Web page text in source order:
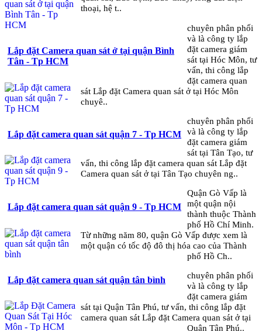
Lắp đặt Camera quan sát ở tại quận Bình
Tân - Tp HCM
Lắp đặt camera quan sát quận 7 - Tp HCM
Lắp đặt camera quan sát quận 9 - Tp HCM
Lắp đặt camera quan sát quận tân bình
thoại, hệ t..
chuyên phân phối
và là công ty lắp
đặt camera giám
sát tại Hóc Môn, tư
vấn, thi công lắp
đặt camera quan
sát Lắp đặt Camera quan sát ở tại Hóc Môn
chuyê..
chuyên phân phối
và là công ty lắp
đặt camera giám
sát tại Tân Tạo, tư
vấn, thi công lắp đặt camera quan sát Lắp đặt
Camera quan sát ở tại Tân Tạo chuyên ng..
Quận Gò Vấp là
một quận nội
thành thuộc Thành
phố Hồ Chí Minh.
Từ những năm 80, quận Gò Vấp được xem là
một quận có tốc độ đô thị hóa cao của Thành
phố Hồ Ch..
chuyên phân phối
và là công ty lắp
đặt camera giám
sát tại Quận Tân Phú, tư vấn, thi công lắp đặt
camera quan sát Lắp đặt Camera quan sát ở tại
Quận Tân Phú..